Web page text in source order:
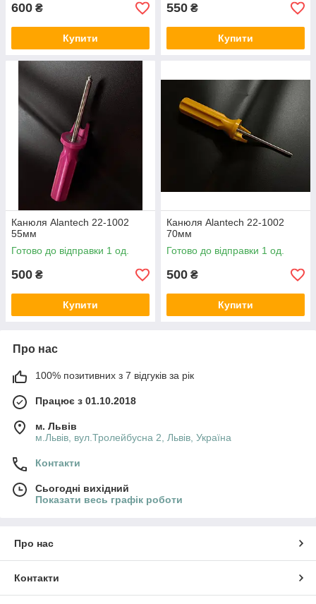
600 ₴
Купити
550 ₴
Купити
Канюля Alantech 22-1002
55мм
Готово до відправки 1 од.
500 ₴
Купити
Канюля Alantech 22-1002
70мм
Готово до відправки 1 од.
500 ₴
Купити
Про нас
100% позитивних з 7 відгуків за рік
Працює з 01.10.2018
м. Львів
м.Львів, вул.Тролейбусна 2, Львів, Україна
Контакти
Сьогодні вихідний
Показати весь графік роботи
Про нас
Контакти